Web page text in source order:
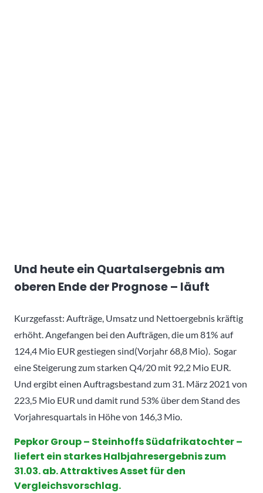
Und heute ein Quartalsergebnis am
oberen Ende der Prognose – läuft
Kurzgefasst: Aufträge, Umsatz und Nettoergebnis kräftig
erhöht. Angefangen bei den Aufträgen, die um 81% auf
124,4 Mio EUR gestiegen sind(Vorjahr 68,8 Mio). Sogar
eine Steigerung zum starken Q4/20 mit 92,2 Mio EUR.
Und ergibt einen Auftragsbestand zum 31. März 2021 von
223,5 Mio EUR und damit rund 53% über dem Stand des
Vorjahresquartals in Höhe von 146,3 Mio.
Pepkor Group – Steinhoffs Südafrikatochter –
liefert ein starkes Halbjahresergebnis zum
31.03. ab. Attraktives Asset für den
Vergleichsvorschlag.